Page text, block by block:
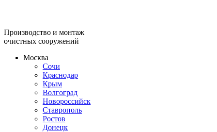
Производство и монтаж
очистных сооружений
Москва
Сочи
Краснодар
Крым
Волгоград
Новороссийск
Ставрополь
Ростов
Донецк